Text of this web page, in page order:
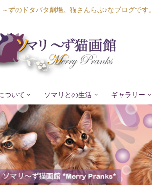
ずのドタバタ劇場。猫さんらぶ♪なブログです。
ついて ソマリとの生活 ギャラリー
Lapis Luna